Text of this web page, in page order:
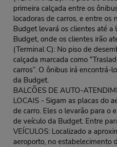
primeira calçada entre os
locadoras de carros, e entre os
Budget levará os clientes até a
Budget, onde os clientes irão
(Terminal C): No piso de
calçada marcada como
carros”. O ônibus irá encontrá-
da Budget.
BALCÕES DE AUTO-
LOCAIS - Sigam as placas do
de carro. Eles o levarão para o
de veículo da Budget. Entre
VEÍCULOS: Localizado a
aeroporto, no estabelecimento